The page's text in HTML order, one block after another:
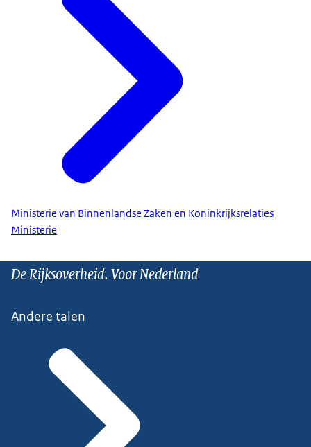
Ministerie van Binnenlandse Zaken en Koninkrijksrelaties
Ministerie
De Rijksoverheid. Voor Nederland
Andere talen